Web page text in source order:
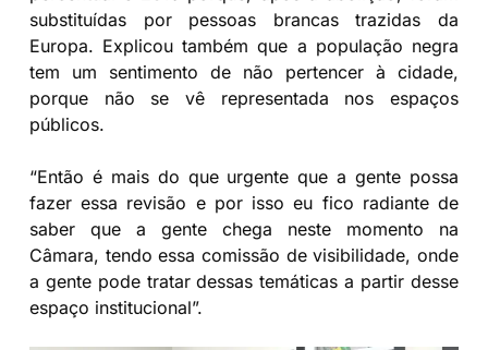
substituídas por pessoas brancas trazidas da
Europa. Explicou também que a população negra
tem um sentimento de não pertencer à cidade,
porque não se vê representada nos espaços
públicos.
“Então é mais do que urgente que a gente possa
fazer essa revisão e por isso eu fico radiante de
saber que a gente chega neste momento na
Câmara, tendo essa comissão de visibilidade, onde
a gente pode tratar dessas temáticas a partir desse
espaço institucional”.